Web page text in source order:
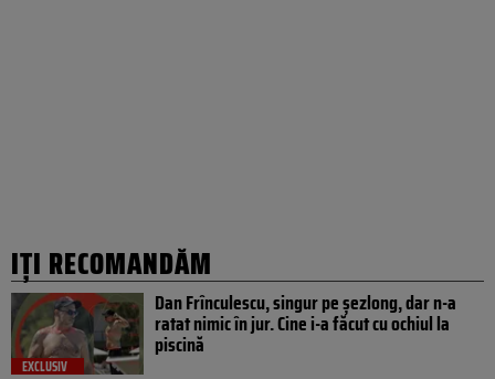
IȚI RECOMANDĂM
EXCLUSIV
Dan Frînculescu, singur pe șezlong, dar n-a
ratat nimic în jur. Cine i-a făcut cu ochiul la
piscină